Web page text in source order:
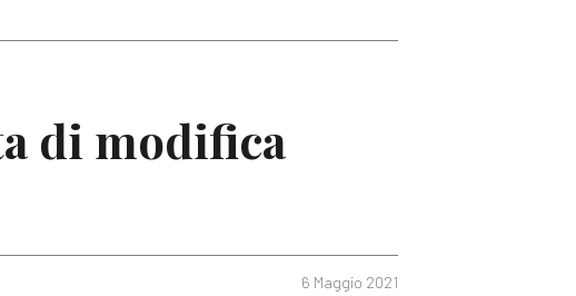
di modifica
6 Maggio 2021